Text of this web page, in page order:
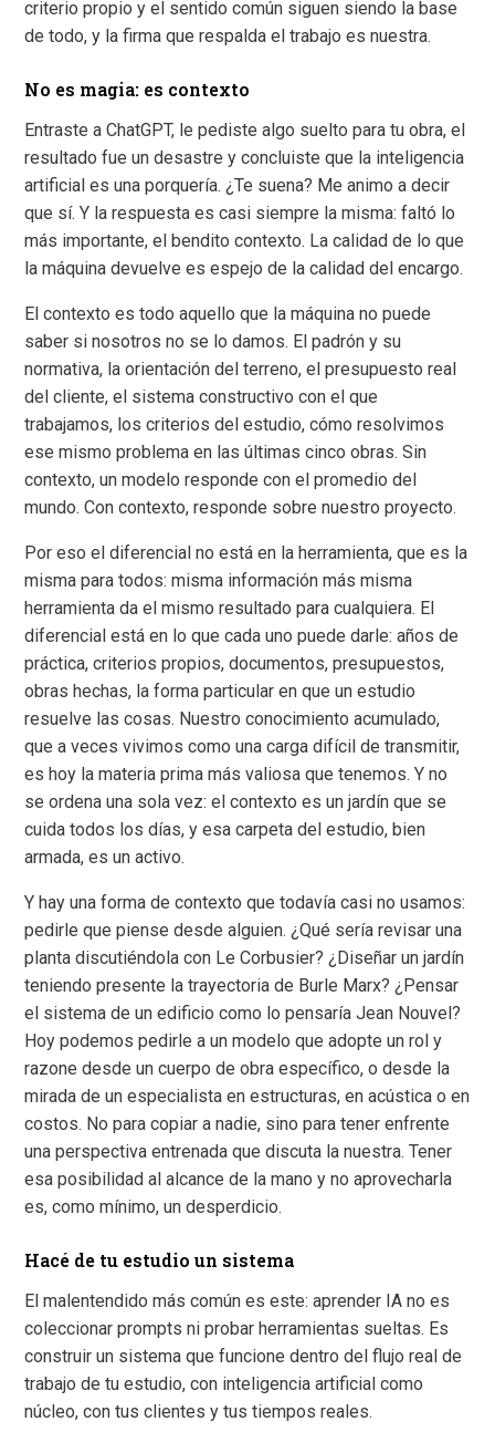
criterio propio y el sentido común siguen siendo la base
de todo, y la firma que respalda el trabajo es nuestra.
No es magia: es contexto
Entraste a ChatGPT, le pediste algo suelto para tu obra, el
resultado fue un desastre y concluiste que la inteligencia
artificial es una porquería. ¿Te suena? Me animo a decir
que sí. Y la respuesta es casi siempre la misma: faltó lo
más importante, el bendito contexto. La calidad de lo que
la máquina devuelve es espejo de la calidad del encargo.
El contexto es todo aquello que la máquina no puede
saber si nosotros no se lo damos. El padrón y su
normativa, la orientación del terreno, el presupuesto real
del cliente, el sistema constructivo con el que
trabajamos, los criterios del estudio, cómo resolvimos
ese mismo problema en las últimas cinco obras. Sin
contexto, un modelo responde con el promedio del
mundo. Con contexto, responde sobre nuestro proyecto.
Por eso el diferencial no está en la herramienta, que es la
misma para todos: misma información más misma
herramienta da el mismo resultado para cualquiera. El
diferencial está en lo que cada uno puede darle: años de
práctica, criterios propios, documentos, presupuestos,
obras hechas, la forma particular en que un estudio
resuelve las cosas. Nuestro conocimiento acumulado,
que a veces vivimos como una carga difícil de transmitir,
es hoy la materia prima más valiosa que tenemos. Y no
se ordena una sola vez: el contexto es un jardín que se
cuida todos los días, y esa carpeta del estudio, bien
armada, es un activo.
Y hay una forma de contexto que todavía casi no usamos:
pedirle que piense desde alguien. ¿Qué sería revisar una
planta discutiéndola con Le Corbusier? ¿Diseñar un jardín
teniendo presente la trayectoria de Burle Marx? ¿Pensar
el sistema de un edificio como lo pensaría Jean Nouvel?
Hoy podemos pedirle a un modelo que adopte un rol y
razone desde un cuerpo de obra específico, o desde la
mirada de un especialista en estructuras, en acústica o en
costos. No para copiar a nadie, sino para tener enfrente
una perspectiva entrenada que discuta la nuestra. Tener
esa posibilidad al alcance de la mano y no aprovecharla
es, como mínimo, un desperdicio.
Hacé de tu estudio un sistema
El malentendido más común es este: aprender IA no es
coleccionar prompts ni probar herramientas sueltas. Es
construir un sistema que funcione dentro del flujo real de
trabajo de tu estudio, con inteligencia artificial como
núcleo, con tus clientes y tus tiempos reales.